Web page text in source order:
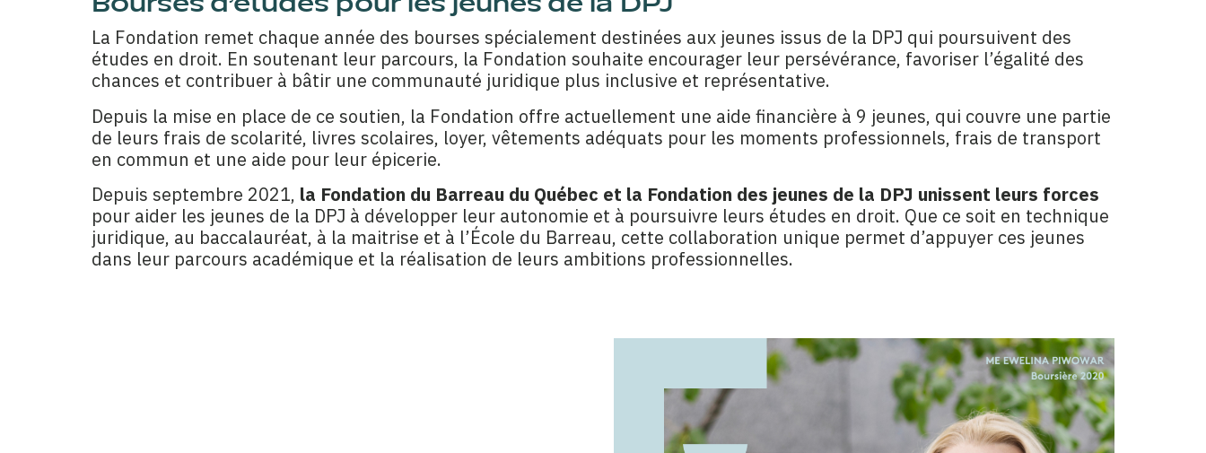
La Fondation remet chaque année des bourses spécialement destinées aux jeunes issus de la DPJ qui poursuivent des
études en droit. En soutenant leur parcours, la Fondation souhaite encourager leur persévérance, favoriser l’égalité des
chances et contribuer à bâtir une communauté juridique plus inclusive et représentative.
Depuis la mise en place de ce soutien, la Fondation offre actuellement une aide financière à 9 jeunes, qui couvre une partie
de leurs frais de scolarité, livres scolaires, loyer, vêtements adéquats pour les moments professionnels, frais de transport
en commun et une aide pour leur épicerie.
Depuis septembre 2021, la Fondation du Barreau du Québec et la Fondation des jeunes de la DPJ unissent leurs forces
pour aider les jeunes de la DPJ à développer leur autonomie et à poursuivre leurs études en droit. Que ce soit en technique
juridique, au baccalauréat, à la maitrise et à l’École du Barreau, cette collaboration unique permet d’appuyer ces jeunes
dans leur parcours académique et la réalisation de leurs ambitions professionnelles.